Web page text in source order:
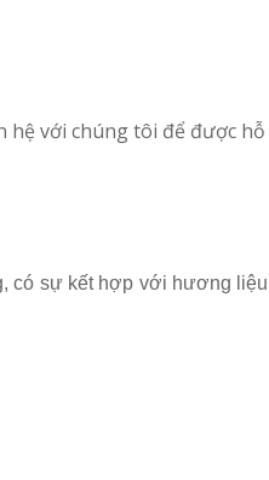
hệ với chúng tôi để được hỗ
có sự kết hợp với hương